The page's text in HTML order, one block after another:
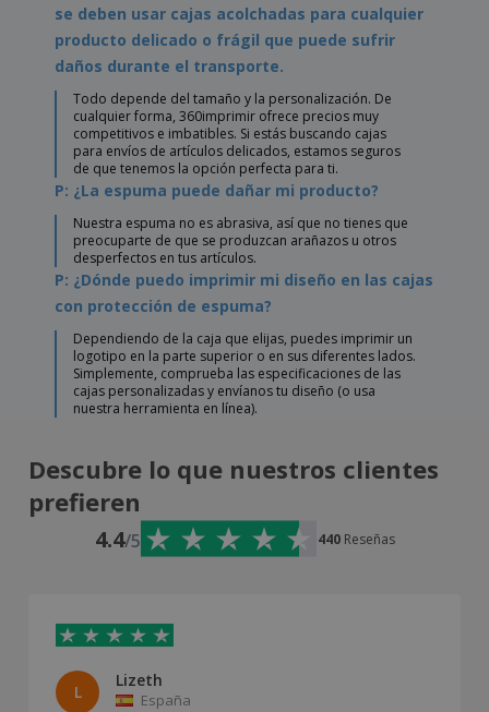
se deben usar cajas acolchadas para cualquier
producto delicado o frágil que puede sufrir
daños durante el transporte.
Todo depende del tamaño y la personalización. De
cualquier forma, 360imprimir ofrece precios muy
competitivos e imbatibles. Si estás buscando cajas
para envíos de artículos delicados, estamos seguros
de que tenemos la opción perfecta para ti.
P: ¿La espuma puede dañar mi producto?
Nuestra espuma no es abrasiva, así que no tienes que
preocuparte de que se produzcan arañazos u otros
desperfectos en tus artículos.
P: ¿Dónde puedo imprimir mi diseño en las cajas
con protección de espuma?
Dependiendo de la caja que elijas, puedes imprimir un
logotipo en la parte superior o en sus diferentes lados.
Simplemente, comprueba las especificaciones de las
cajas personalizadas y envíanos tu diseño (o usa
nuestra herramienta en línea).
Descubre lo que nuestros clientes
prefieren
4.4/5 440 Reseñas
L
Lizeth
España